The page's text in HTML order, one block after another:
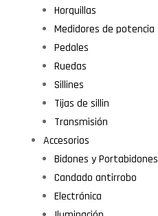
Horquillas
Medidores de potencia
Pedales
Ruedas
Sillines
Tijas de sillin
Transmisión
Accesorios
Bidones y Portabidones
Candado antirrobo
Electrónica